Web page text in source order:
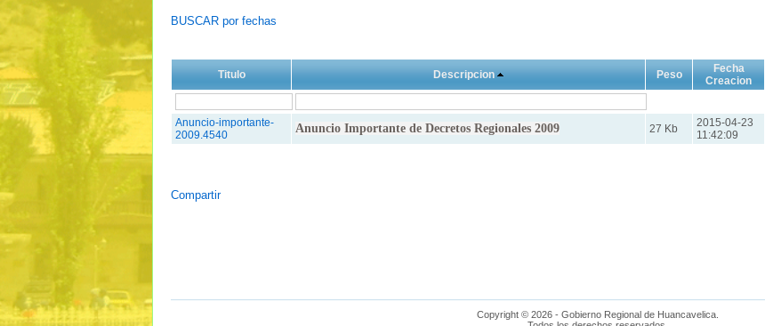
BUSCAR por fechas
Titulo Descripcion Peso
Fecha
Creacion
Anuncio-importante-
2009.4540
Anuncio Importante de Decretos Regionales 2009 27 Kb
2015-04-23
11:42:09
Compartir
Copyright © 2026 - Gobierno Regional de Huancavelica.